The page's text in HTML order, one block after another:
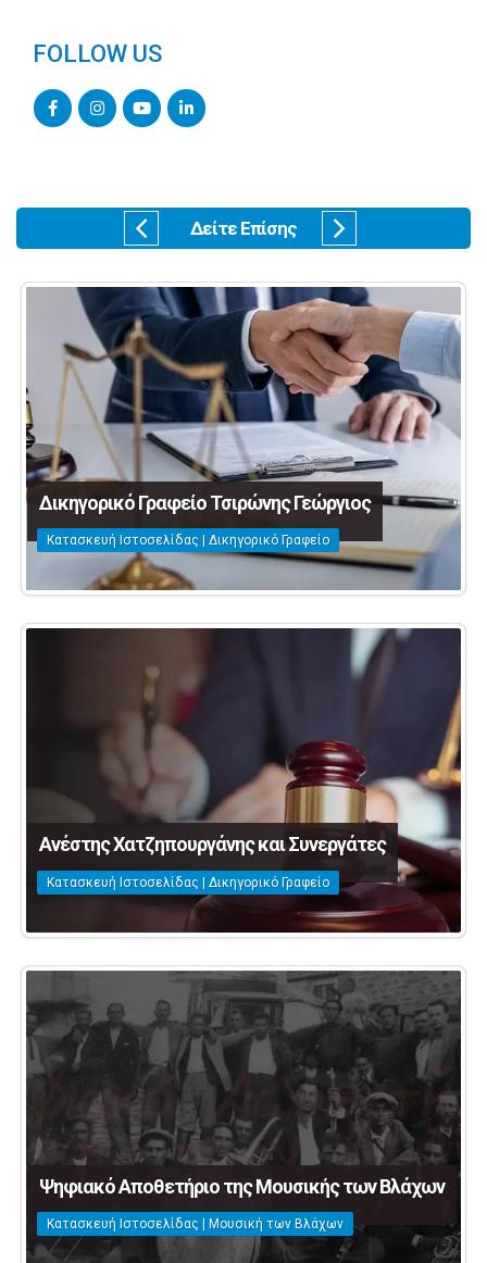
FOLLOW US
Δείτε Επίσης
Δικηγορικό Γραφείο Τσιρώνης Γεώργιος
Κατασκευή Ιστοσελίδας | Δικηγορικό Γραφείο
Ανέστης Χατζηπουργάνης και Συνεργάτες
Κατασκευή Ιστοσελίδας | Δικηγορικό Γραφείο
Ψηφιακό Αποθετήριο της Μουσικής των Βλάχων
Κατασκευή Ιστοσελίδας | Μουσική των Βλάχων